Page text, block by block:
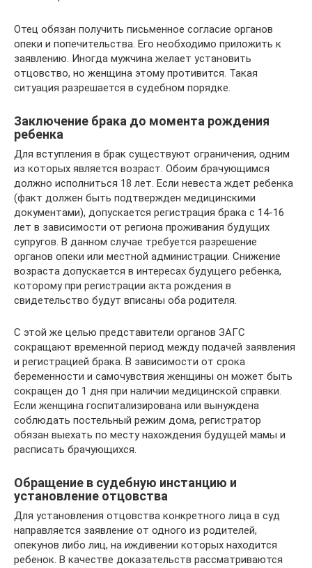
Отец обязан получить письменное согласие органов
опеки и попечительства. Его необходимо приложить к
заявлению. Иногда мужчина желает установить
отцовство, но женщина этому противится. Такая
ситуация разрешается в судебном порядке.
Заключение брака до момента рождения
ребенка
Для вступления в брак существуют ограничения, одним
из которых является возраст. Обоим брачующимся
должно исполниться 18 лет. Если невеста ждет ребенка
(факт должен быть подтвержден медицинскими
документами), допускается регистрация брака с 14-16
лет в зависимости от региона проживания будущих
супругов. В данном случае требуется разрешение
органов опеки или местной администрации. Снижение
возраста допускается в интересах будущего ребенка,
которому при регистрации акта рождения в
свидетельство будут вписаны оба родителя.
С этой же целью представители органов ЗАГС
сокращают временной период между подачей заявления
и регистрацией брака. В зависимости от срока
беременности и самочувствия женщины он может быть
сокращен до 1 дня при наличии медицинской справки.
Если женщина госпитализирована или вынуждена
соблюдать постельный режим дома, регистратор
обязан выехать по месту нахождения будущей мамы и
расписать брачующихся.
Обращение в судебную инстанцию и
установление отцовства
Для установления отцовства конкретного лица в суд
направляется заявление от одного из родителей,
опекунов либо лиц, на иждивении которых находится
ребенок. В качестве доказательств рассматриваются